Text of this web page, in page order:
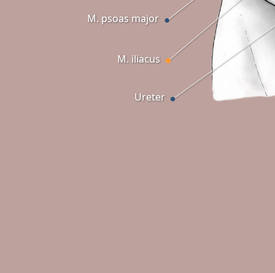
M. psoas major
M. iliacus
Ureter